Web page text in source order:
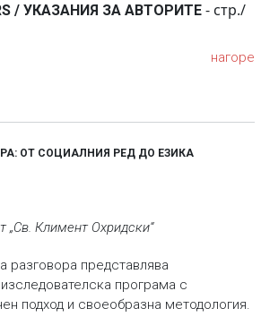
/ УКАЗАНИЯ ЗА АВТОРИТЕ - стр./
нагоре
ОТ СОЦИАЛНИЯ РЕД ДО ЕЗИКА
„Св. Климент Охридски“
разговора представлява
програма с
подход и своеобразна методология.